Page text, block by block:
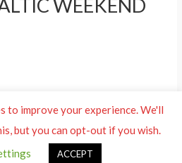
WEEKEND
2 4
to improve your experience. We'll
but you can opt-out if you wish.
ACCEPT